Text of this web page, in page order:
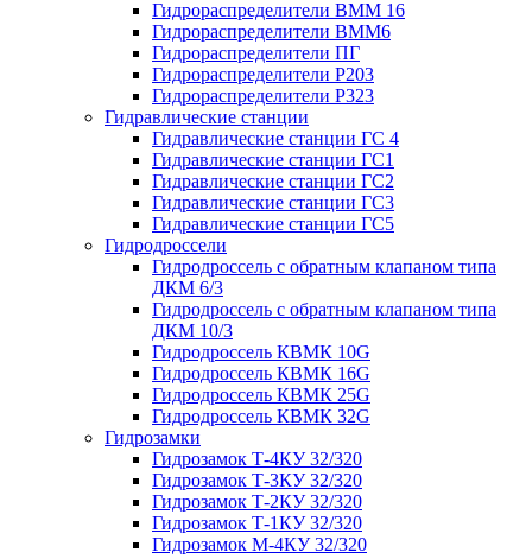
Гидрораспределители ВММ 16
Гидрораспределители ВММ6
Гидрораспределители ПГ
Гидрораспределители Р203
Гидрораспределители Р323
Гидравлические станции
Гидравлические станции ГС 4
Гидравлические станции ГС1
Гидравлические станции ГС2
Гидравлические станции ГС3
Гидравлические станции ГС5
Гидродроссели
Гидродроссель с обратным клапаном типа
ДКМ 6/3
Гидродроссель с обратным клапаном типа
ДКМ 10/3
Гидродроссель КВМК 10G
Гидродроссель КВМК 16G
Гидродроссель КВМК 25G
Гидродроссель КВМК 32G
Гидрозамки
Гидрозамок Т-4КУ 32/320
Гидрозамок Т-3КУ 32/320
Гидрозамок Т-2КУ 32/320
Гидрозамок Т-1КУ 32/320
Гидрозамок М-4КУ 32/320